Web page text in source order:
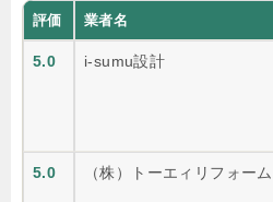
評価 業者名
5.0 i-sumu設計
5.0 （株）トーエィリフォーム